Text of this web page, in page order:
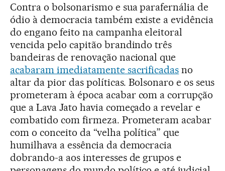
Contra o bolsonarismo e sua parafernália de
ódio à democracia também existe a evidência
do engano feito na campanha eleitoral
vencida pelo capitão brandindo três
bandeiras de renovação nacional que
acabaram imediatamente sacrificadas no
altar da pior das políticas. Bolsonaro e os seus
prometeram à época acabar com a corrupção
que a Lava Jato havia começado a revelar e
combatido com firmeza. Prometeram acabar
com o conceito da “velha política” que
humilhava a essência da democracia
dobrando-a aos interesses de grupos e